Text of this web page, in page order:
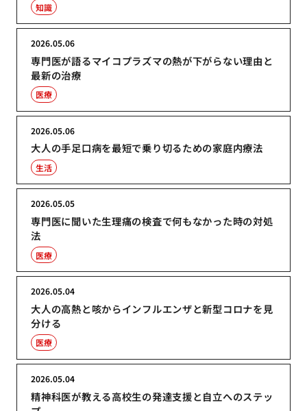
知識
専門医が語るマイコプラズマの熱が下がらない理由と
最新の治療
2026.05.06
医療
大人の手足口病を最短で乗り切るための家庭内療法
2026.05.06
生活
専門医に聞いた生理痛の検査で何もなかった時の対処
法
2026.05.05
医療
大人の高熱と咳からインフルエンザと新型コロナを見
分ける
2026.05.04
医療
精神科医が教える高校生の発達支援と自立へのステッ
2026.05.04